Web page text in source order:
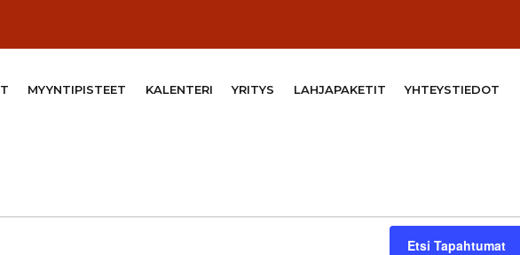
MYYNTIPISTEET KALENTERI YRITYS LAHJAPAKETIT YHTEYSTIEDOT
Etsi Tapahtumat